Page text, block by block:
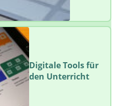
Digitale Tools für
den Unterricht